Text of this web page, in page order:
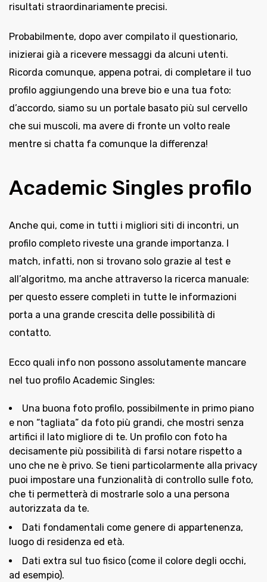
risultati straordinariamente precisi.
Probabilmente, dopo aver compilato il questionario,
inizierai già a ricevere messaggi da alcuni utenti.
Ricorda comunque, appena potrai, di completare il tuo
profilo aggiungendo una breve bio e una tua foto:
d’accordo, siamo su un portale basato più sul cervello
che sui muscoli, ma avere di fronte un volto reale
mentre si chatta fa comunque la differenza!
Academic Singles profilo
Anche qui, come in tutti i migliori siti di incontri, un
profilo completo riveste una grande importanza. I
match, infatti, non si trovano solo grazie al test e
all’algoritmo, ma anche attraverso la ricerca manuale:
per questo essere completi in tutte le informazioni
porta a una grande crescita delle possibilità di
contatto.
Ecco quali info non possono assolutamente mancare
nel tuo profilo Academic Singles:
Una buona foto profilo, possibilmente in primo piano
e non “tagliata” da foto più grandi, che mostri senza
artifici il lato migliore di te. Un profilo con foto ha
decisamente più possibilità di farsi notare rispetto a
uno che ne è privo. Se tieni particolarmente alla privacy
puoi impostare una funzionalità di controllo sulle foto,
che ti permetterà di mostrarle solo a una persona
autorizzata da te.
Dati fondamentali come genere di appartenenza,
luogo di residenza ed età.
Dati extra sul tuo fisico (come il colore degli occhi,
ad esempio).